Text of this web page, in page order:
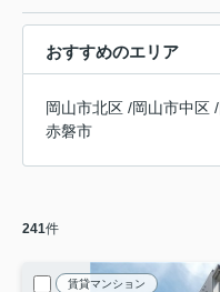
おすすめのエリア
岡山市北区 /岡山市中区 /
赤磐市
241件
賃貸マンション